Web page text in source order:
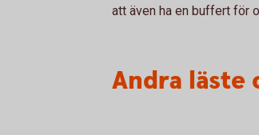
att även ha en buffert för
Andra läste